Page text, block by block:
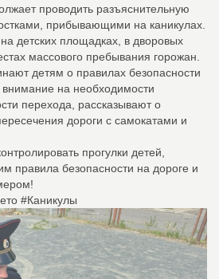
проводить разъяснительную
прибывающими на каникулах.
детских площадках, в дворовых
массового пребывания горожан.
детям о правилах безопасности
внимание на необходимости
перехода, рассказывают о
дороги с самокатами и
прогулки детей,
правила безопасности на дороге и
#Каникулы